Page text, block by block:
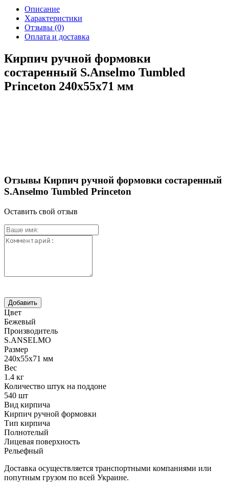
Описание
Характеристики
Отзывы (0)
Оплата и доставка
Кирпич ручной формовки
состаренный S.Anselmo Tumbled
Princeton 240х55х71 мм
Отзывы Кирпич ручной формовки состаренный
S.Anselmo Tumbled Princeton
Оставить свой отзыв
Цвет
Бежевый
Производитель
S.ANSELMO
Размер
240х55х71 мм
Вес
1.4 кг
Количество штук на поддоне
540 шт
Вид кирпича
Кирпич ручной формовки
Тип кирпича
Полнотелый
Лицевая поверхность
Рельефный
Доставка осуществляется транспортными компаниями или
попутным грузом по всей Украине.